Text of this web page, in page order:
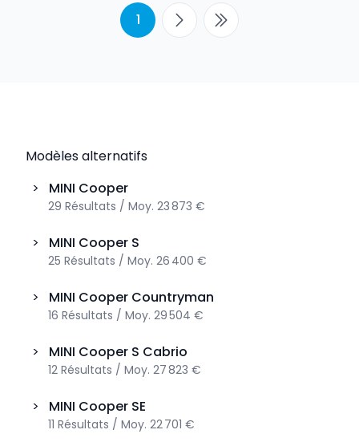
1
Modèles alternatifs
>
MINI Cooper
29 Résultats / Moy. 23 873 €
> MINI Cooper S
25 Résultats / Moy. 26 400 €
> MINI Cooper Countryman
16 Résultats / Moy. 29 504 €
> MINI Cooper S Cabrio
12 Résultats / Moy. 27 823 €
> MINI Cooper SE
11 Résultats / Moy. 22 701 €